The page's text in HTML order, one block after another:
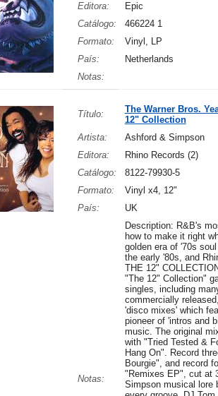
Editora:
Epic
Catálogo:
466224 1
Formato:
Vinyl, LP
País:
Netherlands
Notas:
Título:
The Warner Bros.
12" Collection
Artista:
Ashford & Simpson
Editora:
Rhino Records (2)
Catálogo:
8122-79930-5
Formato:
Vinyl x4, 12"
País:
UK
Notas:
Description: R&B's
how to make it right
golden era of '70s
the early '80s, and
THE 12"
"The 12" Collection"
singles, including
commercially
'disco mixes' which
pioneer of 'intros and
music. The original
with "Tried Tested &
Hang On". Record
Bourgie", and record
"Remixes EP", cut at
Simpson musical lore